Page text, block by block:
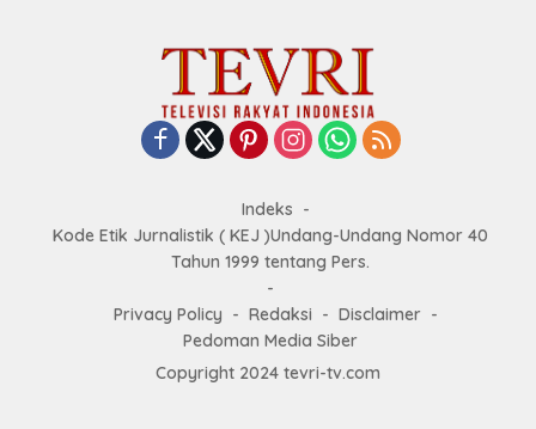
Indeks
Kode Etik Jurnalistik ( KEJ )Undang-Undang Nomor 40
Tahun 1999 tentang Pers.
Privacy Policy Redaksi
Disclaimer
Pedoman Media Siber
Copyright 2024 tevri-tv.com